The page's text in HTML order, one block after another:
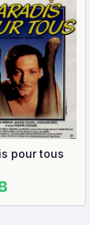
pour tous